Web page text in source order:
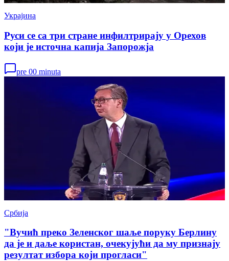
Украјина
Руси се са три стране инфилтрирају у Орехов
који је источна капија Запорожја
pre 00 minuta
Србија
"Вучић преко Зеленског шаље поруку Берлину
да је и даље користан, очекујући да му признају
резултат избора који прогласи"